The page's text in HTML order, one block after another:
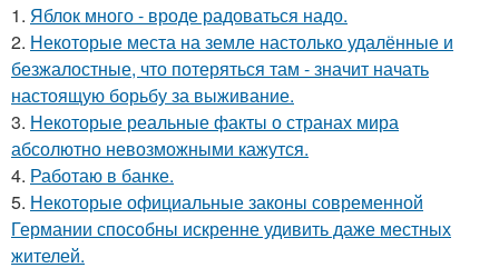
1. Яблок много - вроде радоваться надо.
2. Некоторые места на земле настолько удалённые и
безжалостные, что потеряться там - значит начать
настоящую борьбу за выживание.
3. Некоторые реальные факты о странах мира
абсолютно невозможными кажутся.
4. Работаю в банке.
5. Некоторые официальные законы современной
Германии способны искренне удивить даже местных
жителей.